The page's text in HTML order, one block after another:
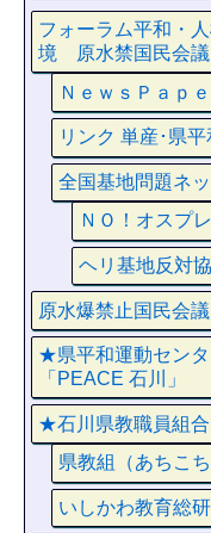
フォーラム平和・
境 原水禁国民会議
ＮｅｗｓＰａｐｅ
リンク 単産･県平
全国基地問題ネッ
ＮＯ！オスプ
ヘリ基地反対
原水爆禁止国民会議
★県平和運動セン
「PEACE 石川」
★石川県教職員組合
県教組（あちこち
いしかわ教育総研